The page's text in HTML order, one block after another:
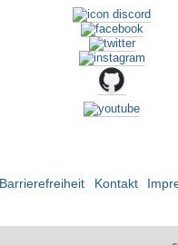
Barrierefreiheit Kontakt